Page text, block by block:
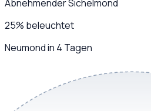
Abnehmender Sichelmond
25% beleuchtet
Neumond in 4 Tagen